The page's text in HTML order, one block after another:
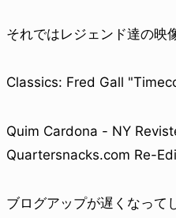
それではレジェンド達の映
Classics: Fred Gall
Quim Cardona - NY
Quartersnacks.com Re-
ブログアップが遅くなって